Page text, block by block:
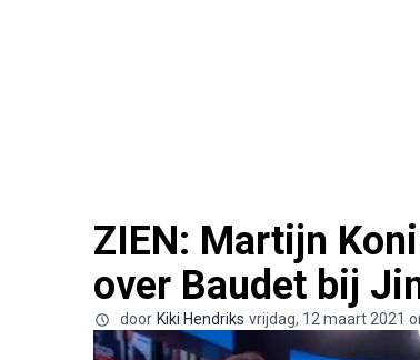
ZIEN: Martijn
over Baudet bij
door Kiki Hendriks vrijdag, 12 maart 2021